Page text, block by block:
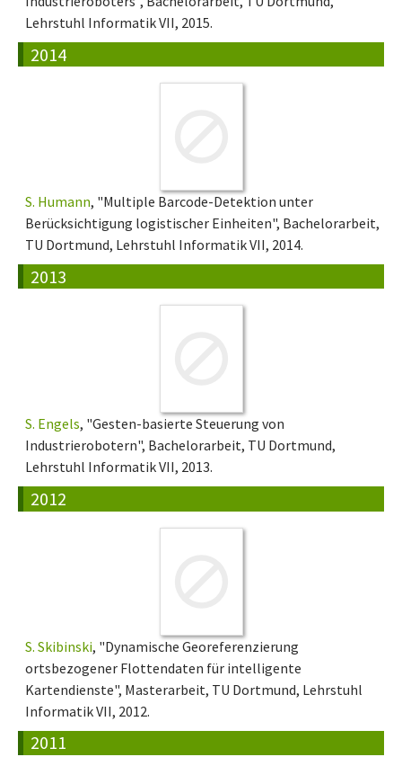
Lehrstuhl Informatik VII, 2015.
2014
S. Humann, "Multiple Barcode-Detektion unter
Berücksichtigung logistischer Einheiten", Bachelorarbeit,
TU Dortmund, Lehrstuhl Informatik VII, 2014.
2013
S. Engels, "Gesten-basierte Steuerung von
Industrierobotern", Bachelorarbeit, TU Dortmund,
Lehrstuhl Informatik VII, 2013.
2012
S. Skibinski, "Dynamische Georeferenzierung
ortsbezogener Flottendaten für intelligente
Kartendienste", Masterarbeit, TU Dortmund, Lehrstuhl
Informatik VII, 2012.
2011